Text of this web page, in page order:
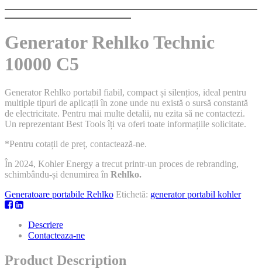
Generator Rehlko Technic
10000 C5
Generator Rehlko portabil fiabil, compact și silențios, ideal pentru
multiple tipuri de aplicații în zone unde nu există o sursă constantă
de electricitate. Pentru mai multe detalii, nu ezita să ne contactezi.
Un reprezentant Best Tools îți va oferi toate informațiile solicitate.
*Pentru cotații de preț, contactează-ne.
În 2024, Kohler Energy a trecut printr-un proces de rebranding,
schimbându-și denumirea în Rehlko.
Generatoare portabile Rehlko Etichetă: generator portabil kohler
Descriere
Contacteaza-ne
Product Description